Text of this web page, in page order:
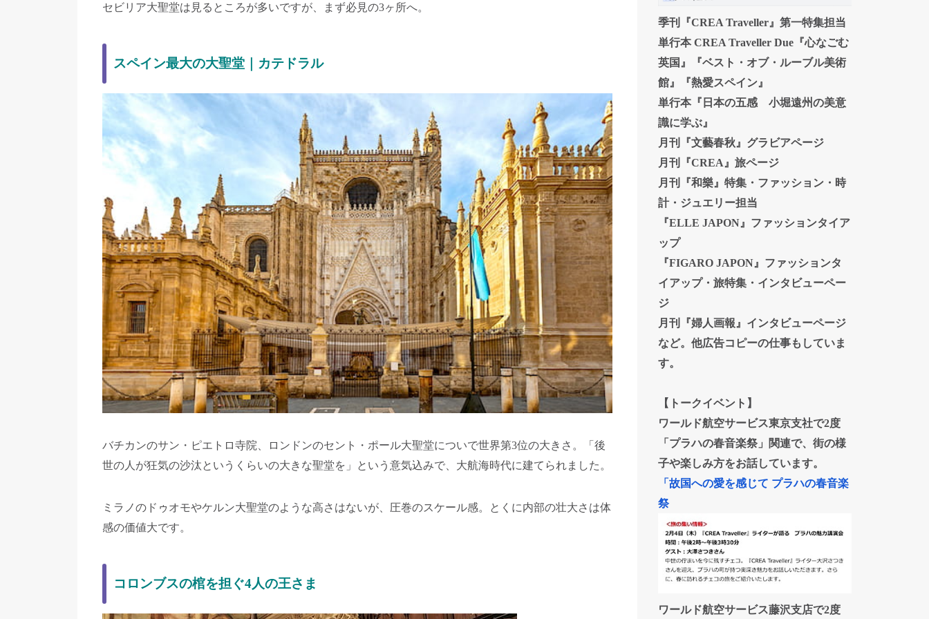
セビリア大聖堂は見るところが多いですが、まず必見の3ヶ所へ。
スペイン最大の大聖堂｜カテドラル
バチカンのサン・ピエトロ寺院、ロンドンのセント・ポール大聖堂についで世界第3位の大きさ。「後
世の人が狂気の沙汰というくらいの大きな聖堂を」という意気込みで、大航海時代に建てられました。
ミラノのドゥオモやケルン大聖堂のような高さはないが、圧巻のスケール感。とくに内部の壮大さは体
感の価値大です。
コロンブスの棺を担ぐ4人の王さま
季刊『CREA Traveller』第一特集担当
単行本 CREA Traveller Due『心なごむ
英国』『ベスト・オブ・ルーブル美術
館』『熱愛スペイン』
単行本『日本の五感 小堀遠州の美意
識に学ぶ』
月刊『文藝春秋』グラビアページ
月刊『CREA』旅ページ
月刊『和樂』特集・ファッション・時
計・ジュエリー担当
『ELLE JAPON』ファッションタイア
ップ
『FIGARO JAPON』ファッションタ
イアップ・旅特集・インタビューペー
ジ
月刊『婦人画報』インタビューページ
など。他広告コピーの仕事もしていま
す。
【トークイベント】
ワールド航空サービス東京支社で2度
「プラハの春音楽祭」関連で、街の様
子や楽しみ方をお話しています。
「故国への愛を感じて プラハの春音楽
祭
ワールド航空サービス藤沢支店で2度